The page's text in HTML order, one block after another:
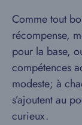
Comme tout
récompense,
pour la base,
compétences
modeste; à
s’ajoutent au
curieux.